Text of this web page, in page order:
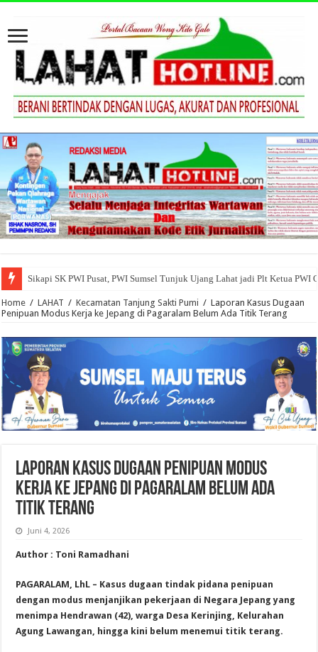
Sikapi SK PWI Pusat, PWI Sumsel Tunjuk Ujang Lahat jadi Plt Ketua PWI
Home / LAHAT / Kecamatan Tanjung Sakti Pumi / Laporan Kasus Dugaan
Penipuan Modus Kerja ke Jepang di Pagaralam Belum Ada Titik Terang
Laporan Kasus Dugaan Penipuan Modus
Kerja ke Jepang di Pagaralam Belum Ada
Titik Terang
Juni 4, 2026
Author : Toni Ramadhani
PAGARALAM, LhL – Kasus dugaan tindak pidana penipuan
dengan modus menjanjikan pekerjaan di Negara Jepang yang
menimpa Hendrawan (42), warga Desa Kerinjing, Kelurahan
Agung Lawangan, hingga kini belum menemui titik terang.